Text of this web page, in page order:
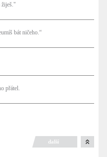
žiješ."
bát ničeho.“
přátel.
další